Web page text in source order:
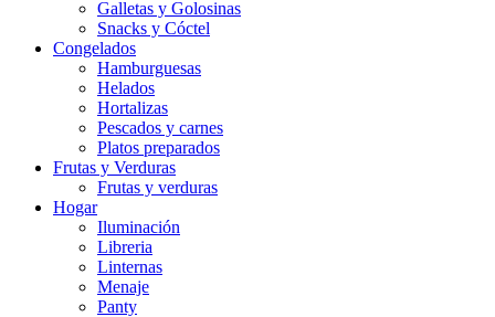
Galletas y Golosinas
Snacks y Cóctel
Congelados
Hamburguesas
Helados
Hortalizas
Pescados y carnes
Platos preparados
Frutas y Verduras
Frutas y verduras
Hogar
Iluminación
Libreria
Linternas
Menaje
Panty